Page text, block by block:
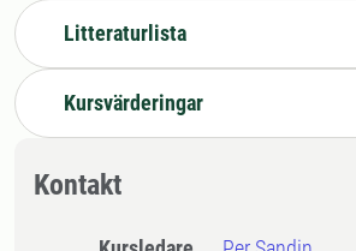
Litteraturlista
Kursvärderingar
Kontakt